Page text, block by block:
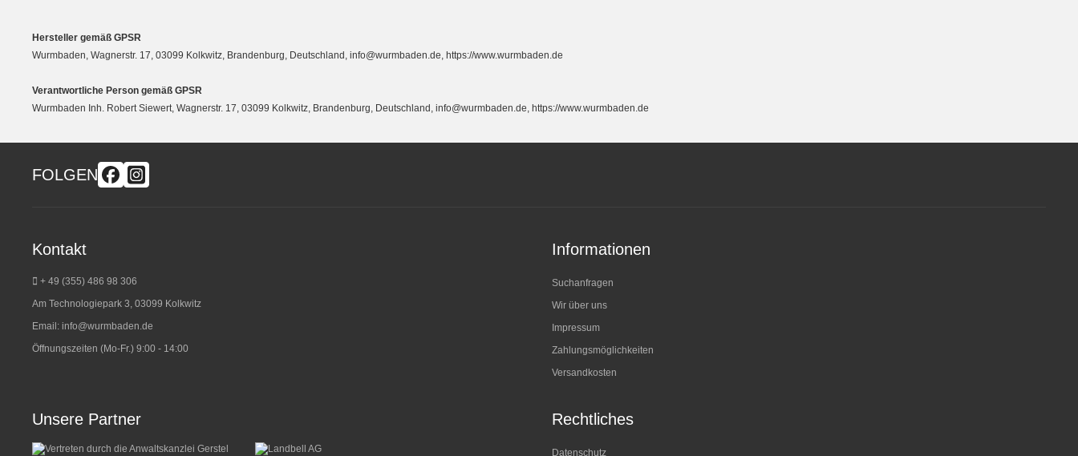
Hersteller gemäß GPSR
Wurmbaden, Wagnerstr. 17, 03099 Kolkwitz, Brandenburg, Deutschland, info@wurmbaden.de, https://www.wurmbaden.de
Verantwortliche Person gemäß GPSR
Wurmbaden Inh. Robert Siewert, Wagnerstr. 17, 03099 Kolkwitz, Brandenburg, Deutschland, info@wurmbaden.de, https://www.wurmbaden.de
FOLGEN
Kontakt
+ 49 (355) 486 98 306
Am Technologiepark 3, 03099 Kolkwitz
Email: info@wurmbaden.de
Öffnungszeiten (Mo-Fr.) 9:00 - 14:00
Informationen
Suchanfragen
Wir über uns
Impressum
Zahlungsmöglichkeiten
Versandkosten
Unsere Partner Rechtliches
Datenschutz